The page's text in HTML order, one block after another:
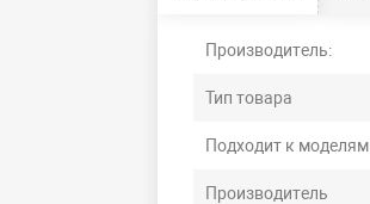
Производитель:
Тип товара
Подходит к моделям
Производитель